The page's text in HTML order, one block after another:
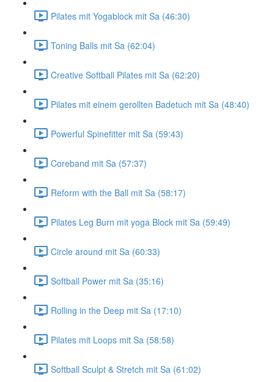
Pilates mit Yogablock mit Sa (46:30)
Toning Balls mit Sa (62:04)
Creative Softball Pilates mit Sa (62:20)
Pilates mit einem gerollten Badetuch mit Sa (48:40)
Powerful Spinefitter mit Sa (59:43)
Coreband mit Sa (57:37)
Reform with the Ball mit Sa (58:17)
Pilates Leg Burn mit yoga Block mit Sa (59:49)
Circle around mit Sa (60:33)
Softball Power mit Sa (35:16)
Rolling in the Deep mit Sa (17:10)
Pilates mit Loops mit Sa (58:58)
Softball Sculpt & Stretch mit Sa (61:02)